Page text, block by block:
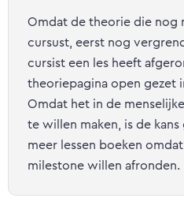
Omdat de theorie die nog
cursust, eerst nog
cursist een les heeft
theoriepagina open gezet
Omdat het in de
te willen maken, is de
meer lessen boeken
milestone willen afronden.